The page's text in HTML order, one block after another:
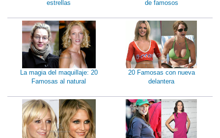
estrellas
de famosos
La magia del maquillaje: 20
Famosas al natural
20 Famosas con nueva
delantera